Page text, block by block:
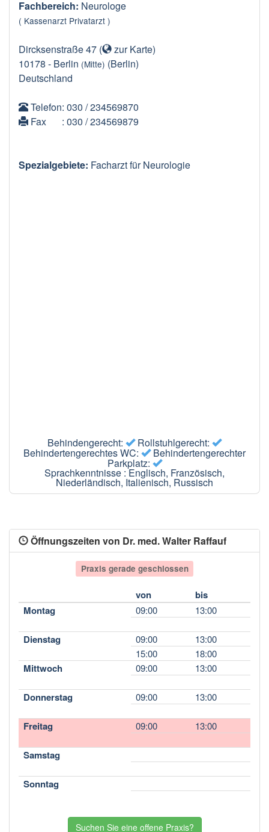
Fachbereich: Neurologe
( Kassenarzt Privatarzt )
Dircksenstraße 47 ( zur Karte)
10178 - Berlin (Mitte) (Berlin)
Deutschland
Telefon: 030 / 234569870
Fax
: 030 / 234569879
Spezialgebiete: Facharzt für Neurologie
Behindengerecht: Rollstuhlgerecht:
Behindertengerechtes WC: Behindertengerechter
Parkplatz:
Sprachkenntnisse : Englisch, Französisch,
Niederländisch, Italienisch, Russisch
Öffnungszeiten von Dr. med. Walter Raffauf
Praxis gerade geschlossen
von
bis
Montag
09:00 13:00
Dienstag 09:00
13:00
15:00
18:00
Mittwoch 09:00 13:00
Donnerstag 09:00 13:00
Freitag 09:00 13:00
Samstag
Sonntag
Suchen Sie eine offene Praxis?